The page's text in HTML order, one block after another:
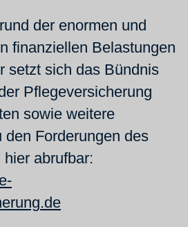
der enormen und
finanziellen Belastungen
setzt sich das Bündnis
Pflegeversicherung
sowie weitere
den Forderungen des
abrufbar: